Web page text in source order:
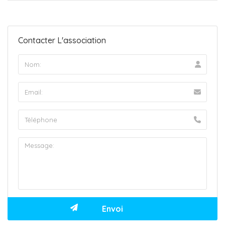
Contacter L'association